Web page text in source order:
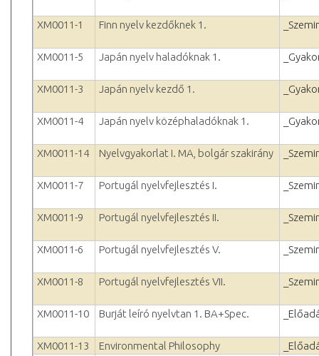
XM0011-1 Finn nyelv kezdőknek 1.
XM0011-5 Japán nyelv haladóknak 1.
XM0011-3 Japán nyelv kezdő 1.
XM0011-4 Japán nyelv középhaladóknak 1.
XM0011-14 Nyelvgyakorlat I. MA, bolgár szakirány
XM0011-7 Portugál nyelvfejlesztés I.
XM0011-9 Portugál nyelvfejlesztés II.
XM0011-6 Portugál nyelvfejlesztés V.
XM0011-8 Portugál nyelvfejlesztés VII.
XM0011-10 Burját leíró nyelvtan 1. BA+Spec.
XM0011-13 Environmental Philosophy